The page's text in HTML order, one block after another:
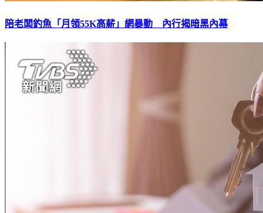
陪老闆釣魚「月領55K高薪」網暴動 內行揭暗黑內幕